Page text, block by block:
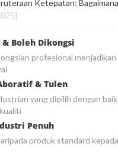
Ketepatan:
Boleh Dikongsi
profesional
& Tulen
yang dipilih dengan
Penuh
produk standard